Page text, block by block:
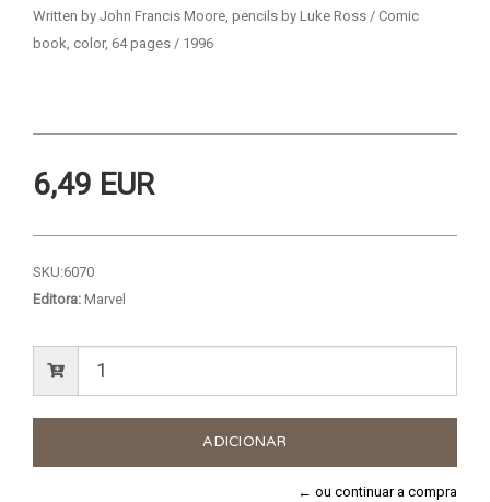
Written by John Francis Moore, pencils by Luke Ross / Comic
book, color, 64 pages / 1996
6,49 EUR
SKU:6070
Editora: Marvel
← ou continuar a compra